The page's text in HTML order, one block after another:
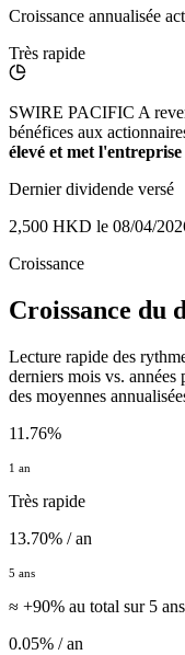
Croissance annualisée
Très rapide
SWIRE PACIFIC A
bénéfices aux
élevé et met
Dernier dividende versé
2,500 HKD le 08/04/
Croissance
Croissance du
Lecture rapide des
derniers mois vs. années
des moyennes
11.76%
1 an
Très rapide
13.70% / an
5 ans
≈ +90% au total sur 5 ans
0.05% / an